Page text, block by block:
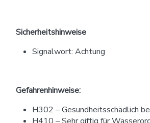
Sicherheitshinweise
Signalwort: Achtung
Gefahrenhinweise:
H302 – Gesundheitsschädlich